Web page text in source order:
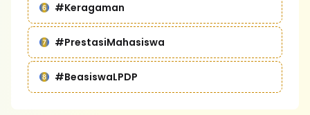
#Keragaman
#PrestasiMahasiswa
#BeasiswaLPDP